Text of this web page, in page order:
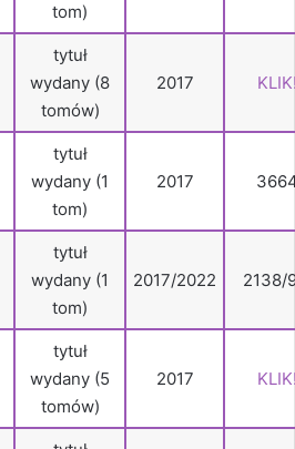
tom)
tytuł
wydany (8
tomów)
2017
tytuł
wydany (1
tom)
2017
tytuł
wydany (1
tom)
2017/2022 2138/
tytuł
wydany (5
tomów)
2017